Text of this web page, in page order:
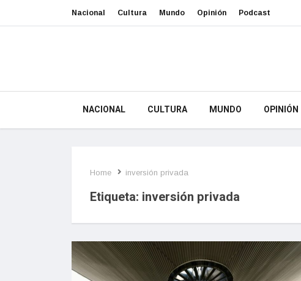
Nacional Cultura Mundo Opinión Podcast
NACIONAL CULTURA MUNDO OPINIÓN
Home inversión privada
Etiqueta: inversión privada